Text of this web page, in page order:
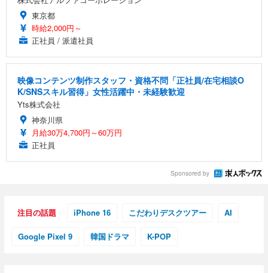
東京都
時給2,000円～
正社員 / 派遣社員
映像コンテンツ制作スタッフ・資格不問「正社員/在宅相談O
K/SNSスキル習得」女性活躍中・未経験歓迎
Yts株式会社
神奈川県
月給30万4,700円～60万円
正社員
Sponsored by
注目の話題 iPhone 16 こだわりデスクツアー AI
Google Pixel 9 韓国ドラマ K-POP